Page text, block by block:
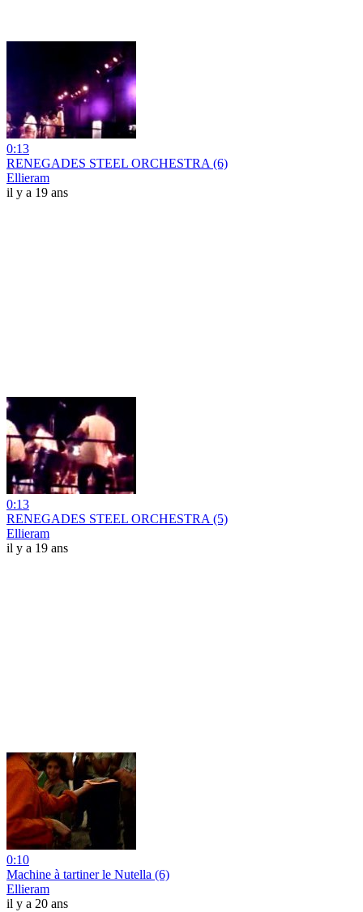
0:13
RENEGADES STEEL ORCHESTRA (6)
Ellieram
il y a 19 ans
0:13
RENEGADES STEEL ORCHESTRA (5)
Ellieram
il y a 19 ans
0:10
Machine à tartiner le Nutella (6)
Ellieram
il y a 20 ans